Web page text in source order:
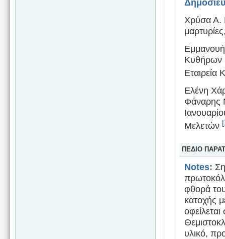
Χρύσα Α.
Κυθήρων
Ελένη
Φάναρης
Μελετών
ΠΕΔΙΟ
Notes:
φθορά
κατοχής
υλικό,